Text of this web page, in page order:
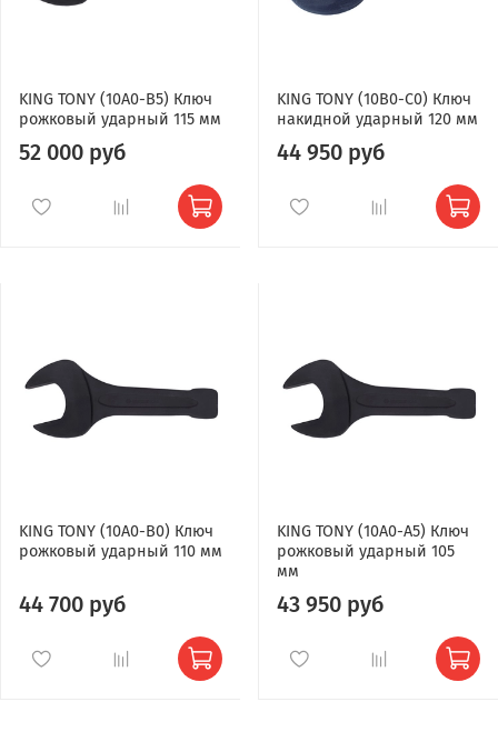
KING TONY (10A0-B5) Ключ
рожковый ударный 115 мм
52 000 руб
KING TONY (10B0-C0) Ключ
накидной ударный 120 мм
44 950 руб
KING TONY (10A0-B0) Ключ
рожковый ударный 110 мм
44 700 руб
KING TONY (10A0-A5) Ключ
рожковый ударный 105
мм
43 950 руб